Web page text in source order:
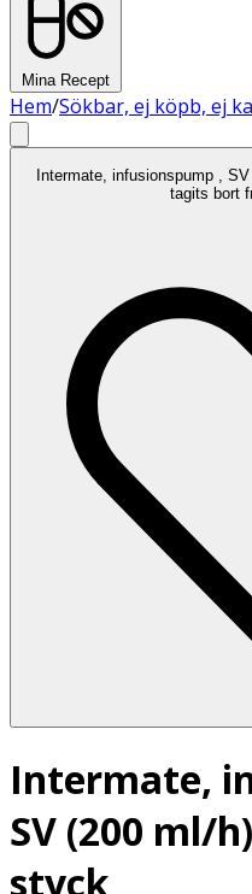
Mina Recept
Hem/Sökbar, ej köpb, ej
Intermate, infusionspump ,
tagits bort
Intermate,
SV (200 ml/
styck